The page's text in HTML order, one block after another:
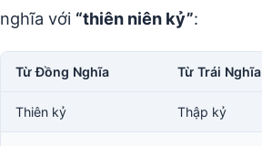
nghĩa với “thiên niên kỷ”:
Từ Đồng Nghĩa Từ Trái Nghĩa
Thiên kỷ Thập kỷ